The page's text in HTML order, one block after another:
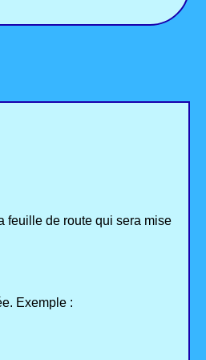
feuille de route qui sera mise
Exemple :